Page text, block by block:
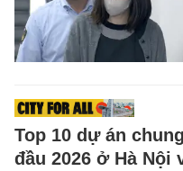
Top 10 dự án
đầu 2026 ở Hà Nội